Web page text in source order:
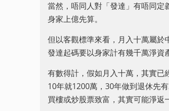
當然，唔同人對「發達」有唔同定
身家上億先算。
但以客觀標準來看，月入十萬屬
發達起碼要以身家計有幾千萬淨資
有數得計，假如月入十萬，其實已
10年就1200萬，30年做到退休先
買樓或炒股票致富，其實可能淨返